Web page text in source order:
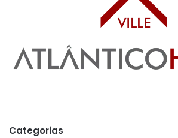
Categorias